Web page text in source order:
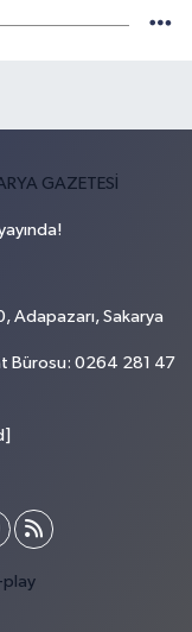
Adapazarı, Sakarya
Bürosu: 0264 281 47